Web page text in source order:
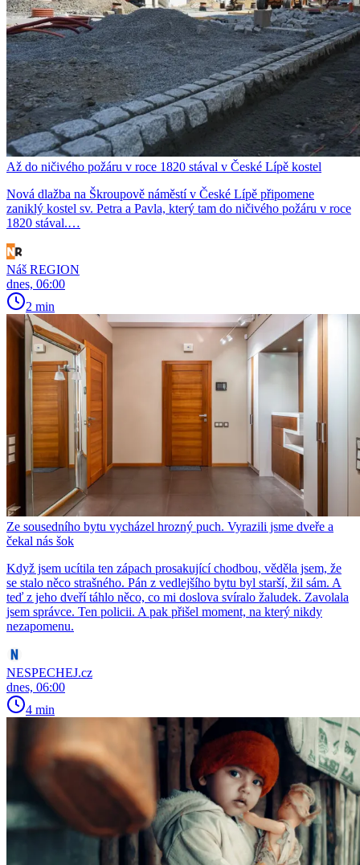
Až do ničivého požáru v roce 1820 stával v České Lípě kostel
Nová dlažba na Škroupově náměstí v České Lípě připomene
zaniklý kostel sv. Petra a Pavla, který tam do ničivého požáru v roce
1820 stával.…
Náš REGION
dnes, 06:00
2 min
Ze sousedního bytu vycházel hrozný puch. Vyrazili jsme dveře a
čekal nás šok
Když jsem ucítila ten zápach prosakující chodbou, věděla jsem, že
se stalo něco strašného. Pán z vedlejšího bytu byl starší, žil sám. A
teď z jeho dveří táhlo něco, co mi doslova svíralo žaludek. Zavolala
jsem správce. Ten policii. A pak přišel moment, na který nikdy
nezapomenu.
NESPECHEJ.cz
dnes, 06:00
4 min